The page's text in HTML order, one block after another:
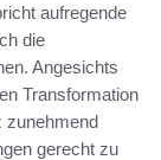
aufregende
die
Angesichts
Transformation
zunehmend
gerecht zu